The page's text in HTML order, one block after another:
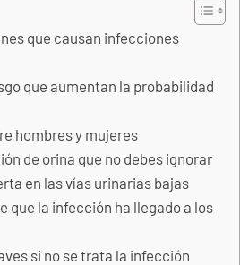
que causan infecciones
que aumentan la probabilidad
hombres y mujeres
de orina que no debes ignorar
en las vías urinarias bajas
que la infección ha llegado a los
si no se trata la infección